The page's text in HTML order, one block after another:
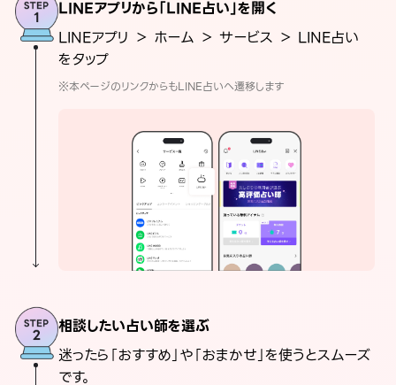
LINEアプリから「LINE占い」を開く
LINEアプリ ＞ ホーム ＞ サービス ＞ LINE占い
をタップ
※本ページのリンクからもLINE占いへ遷移します
相談したい占い師を選ぶ
迷ったら「おすすめ」や「おまかせ」を使うとスムーズ
です。